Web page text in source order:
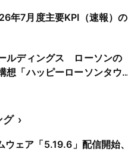
7月度主要KPI（速報）の
ルディングス ローソンの
想「ハッピーローソンタウ
グ
ェア「5.19.6」配信開始、